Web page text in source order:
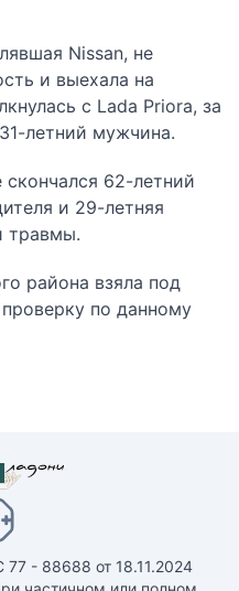
Nissan, не
и выехала на
с Lada Priora, за
летний мужчина.
62-летний
и 29-летняя
травмы.
района взяла под
по данному
- 88688 от 18.11.2024